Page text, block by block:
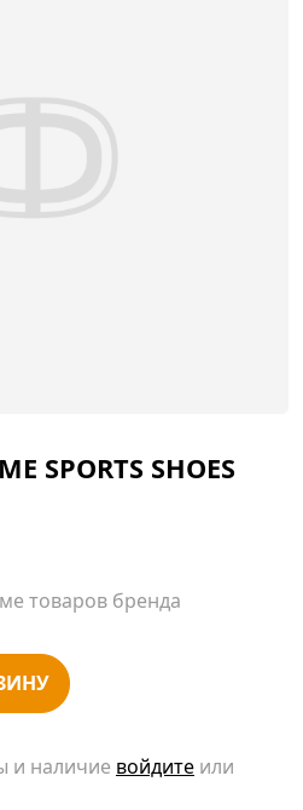
SPORTS SHOES
товаров бренда
и наличие войдите или